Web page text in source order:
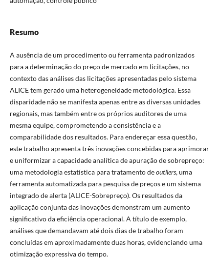
Resumo
A ausência de um procedimento ou ferramenta padronizados
para a determinação do preço de mercado em licitações, no
contexto das análises das licitações apresentadas pelo sistema
ALICE tem gerado uma heterogeneidade metodológica. Essa
disparidade não se manifesta apenas entre as diversas unidades
regionais, mas também entre os próprios auditores de uma
mesma equipe, comprometendo a consistência e a
comparabilidade dos resultados. Para endereçar essa questão,
este trabalho apresenta três inovações concebidas para aprimorar
e uniformizar a capacidade analítica de apuração de sobrepreço:
uma metodologia estatística para tratamento deoutliers, uma
ferramenta automatizada para pesquisa de preços e um sistema
integrado de alerta (ALICE-Sobrepreço). Os resultados da
aplicação conjunta das inovações demonstram um aumento
significativo da eficiência operacional. A título de exemplo,
análises que demandavam até dois dias de trabalho foram
concluídas em aproximadamente duas horas, evidenciando uma
otimização expressiva do tempo.